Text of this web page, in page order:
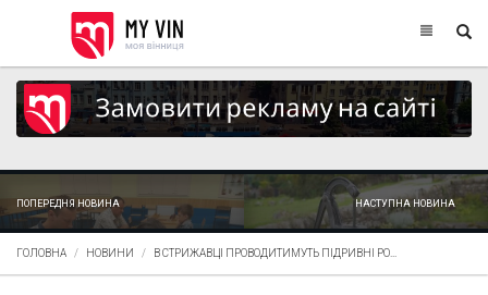
ПОПЕРЕДНЯ НОВИНА НАСТУПНА НОВИНА
ГОЛОВНА НОВИНИ В СТРИЖАВЦІ ПРОВОДИТИМУТЬ ПІДРИВНІ РО...